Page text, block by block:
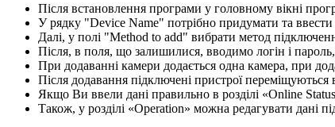
Після встановлення програми у головному вікні
У рядку "Device Name" потрібно придумати та
Далі, у полі "Method to add" вибрати метод
Після, в поля, що залишилися, вводимо логін і
При додаванні камери додається одна камера, при
Після додавання підключені пристрої
Якщо Ви ввели дані правильно в розділі «Online
Також, у розділі «Operation» можна редагувати дані